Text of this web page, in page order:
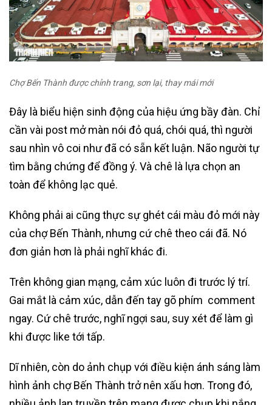
Chợ Bến Thành được chỉnh trang, sơn lại, thay mái mới
Đây là biểu hiện sinh động của hiệu ứng bầy đàn. Chỉ
cần vài post mở màn nói đỏ quá, chói quá, thì người
sau nhìn vô coi như đã có sẵn kết luận. Não người tự
tìm bằng chứng để đồng ý. Và chê là lựa chọn an
toàn để không lạc quẻ.
Không phải ai cũng thực sự ghét cái màu đỏ mới này
của chợ Bến Thành, nhưng cứ chê theo cái đã. Nó
đơn giản hơn là phải nghĩ khác đi.
Trên không gian mạng, cảm xúc luôn đi trước lý trí.
Gai mắt là cảm xúc, dẫn đến tay gõ phím comment
ngay. Cứ chê trước, nghĩ ngợi sau, suy xét để làm gì
khi được like tới tấp.
Dĩ nhiên, còn do ảnh chụp với điều kiện ánh sáng làm
hình ảnh chợ Bến Thành trở nên xấu hơn. Trong đó,